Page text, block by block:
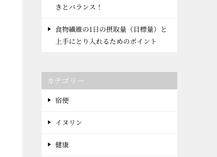
きとバランス！
食物繊維の1日の摂取量（目標量）と
上手にとり入れるためのポイント
カテゴリー
宿便
イヌリン
健康